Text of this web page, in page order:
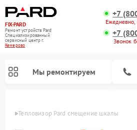
FIX-PARD
Ремонт устройств Pard
Специализированный
cервисный центр г.
Кемерово
+7
+7
Звонок
Мы ремонтируем
Тепловизор Pard смещение шкалы